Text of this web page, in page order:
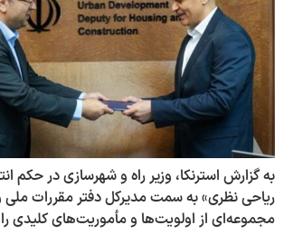
به گزارش استرنکا، وزیر راه و شهرسازی در حکم
ریاحی نظری» به سمت مدیرکل دفتر مقررات ملی
مجموعه‌ای از اولویت‌ها و مأموریت‌های کلیدی